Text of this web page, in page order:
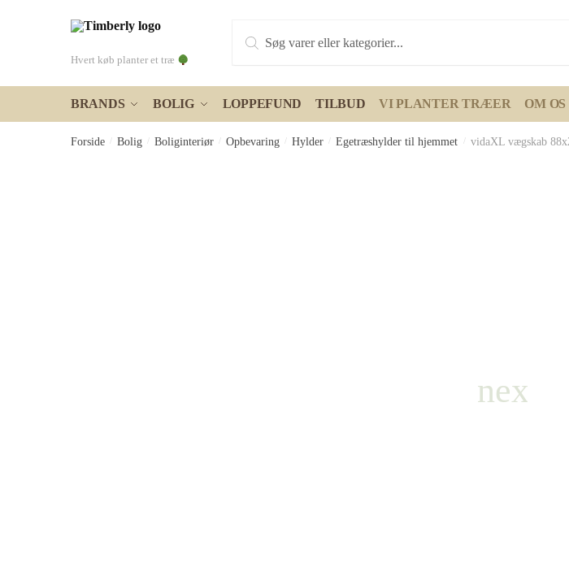
Hvert køb planter et træ
search
BRANDS BOLIG LOPPEFUND TILBUD VI PLANTER TRÆER OM OS
Forside Bolig Boliginteriør Opbevaring Hylder Egetræshylder til hjemmet vidaXL vægskab